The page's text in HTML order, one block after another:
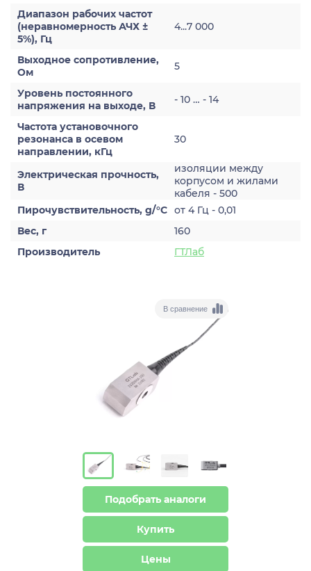
Диапазон рабочих частот
(неравномерность АЧХ ±
5%), Гц
4...7 000
Выходное сопротивление,
Ом
5
Уровень постоянного
напряжения на выходе, В
- 10 … - 14
Частота установочного
резонанса в осевом
направлении, кГц
30
Электрическая прочность,
В
изоляции между
корпусом и жилами
кабеля - 500
Пирочувствительность, g/°С от 4 Гц - 0,01
Вес, г
160
Производитель
ГТЛаб
В сравнение
Подобрать аналоги
Купить
Цены